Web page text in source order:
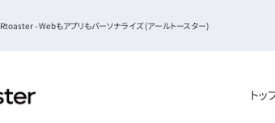
Rtoaster - Webもアプリもパーソナライズ (アールトースター)
トッ